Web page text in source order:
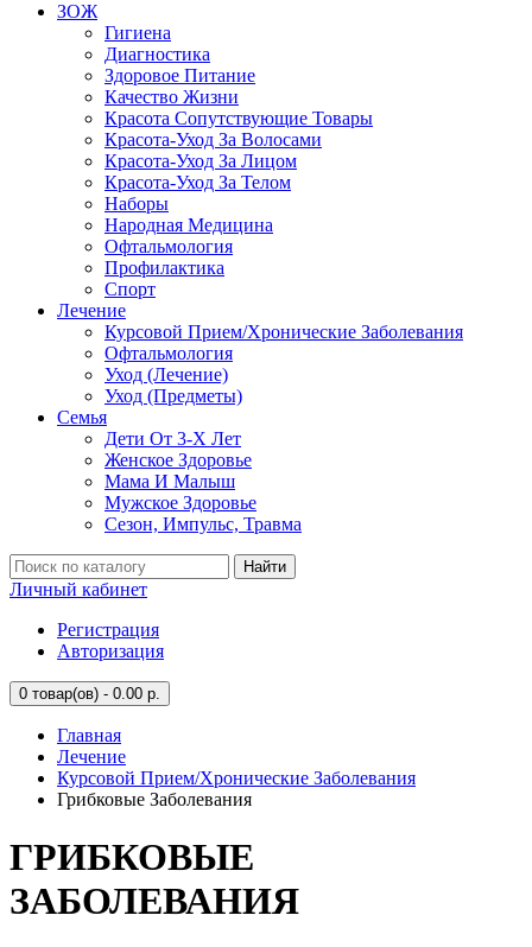
ЗОЖ
Гигиена
Диагностика
Здоровое Питание
Качество Жизни
Красота Сопутствующие Товары
Красота-Уход За Волосами
Красота-Уход За Лицом
Красота-Уход За Телом
Наборы
Народная Медицина
Офтальмология
Профилактика
Спорт
Лечение
Курсовой Прием/Хронические Заболевания
Офтальмология
Уход (Лечение)
Уход (Предметы)
Семья
Дети От 3-Х Лет
Женское Здоровье
Мама И Малыш
Мужское Здоровье
Сезон, Импульс, Травма
Найти
Личный кабинет
Регистрация
Авторизация
0 товар(ов) - 0.00 р.
Главная
Лечение
Курсовой Прием/Хронические Заболевания
Грибковые Заболевания
ГРИБКОВЫЕ
ЗАБОЛЕВАНИЯ